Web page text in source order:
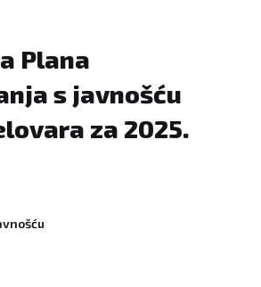
Plana
s javnošću
za 2025.